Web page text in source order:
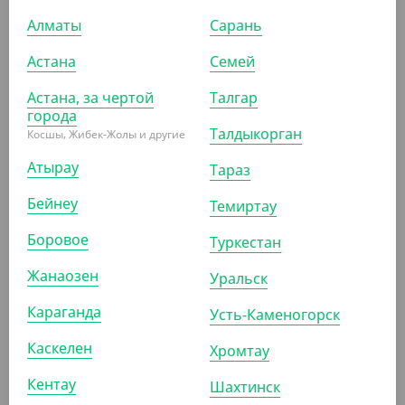
-13%
840₸960₸
(42₸/ШТ)
Стакан пластиковый, матовый, 500 мл
Алматы
Астана
Астана, за чертой
города
Косшы, Жибек-Жолы и другие
Атырау
Бейнеу
Боровое
Жанаозен
Караганда
Каскелен
Кентау
Сарань
Семей
Талгар
Талдыкорган
Тараз
Темиртау
Туркестан
Уральск
Усть-Каменогорск
Хромтау
Шахтинск